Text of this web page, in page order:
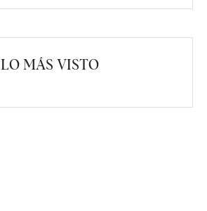
LO MÁS VISTO